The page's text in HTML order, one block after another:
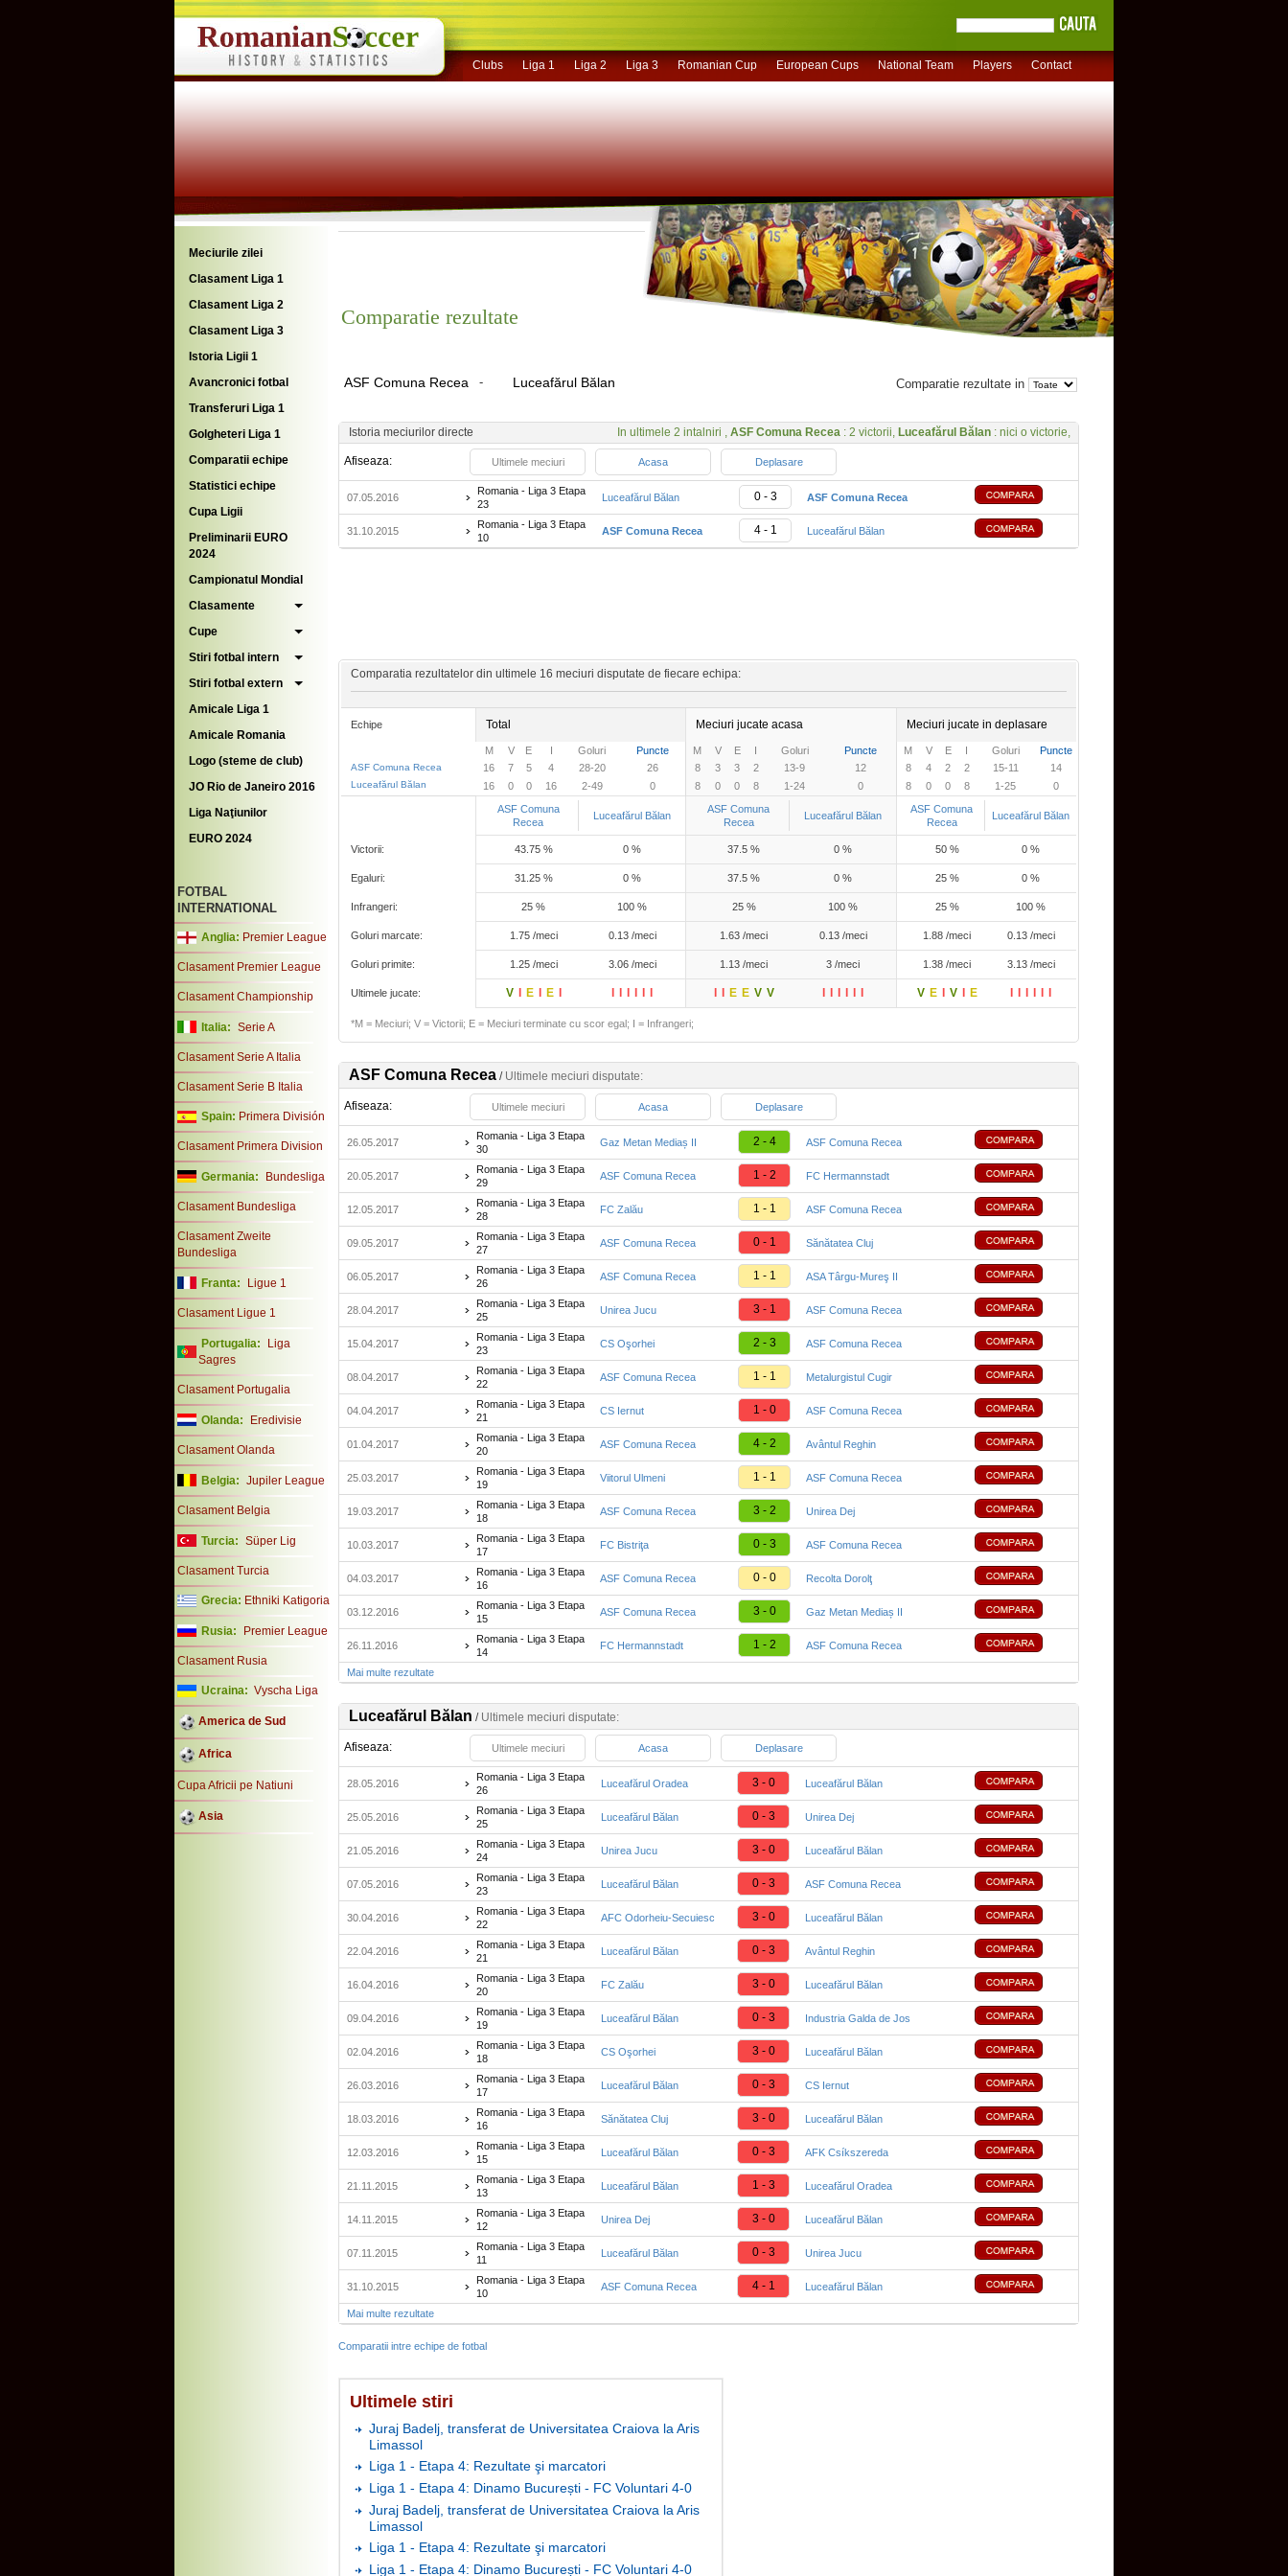
Clubs Liga 1 Liga 2 Liga 3 Romanian Cup European Cups National Team Players Contact
Meciurile zilei
Clasament Liga 1
Clasament Liga 2
Clasament Liga 3
Istoria Ligii 1
Avancronici fotbal
Transferuri Liga 1
Golgheteri Liga 1
Comparatii echipe
Statistici echipe
Cupa Ligii
Preliminarii EURO
2024
Campionatul Mondial
Clasamente
Cupe
Stiri fotbal intern
Stiri fotbal extern
Amicale Liga 1
Amicale Romania
Logo (steme de club)
JO Rio de Janeiro 2016
Liga Naţiunilor
EURO 2024
FOTBAL
INTERNATIONAL
Anglia: Premier League
Clasament Premier League
Clasament Championship
Italia: Serie A
Clasament Serie A Italia
Clasament Serie B Italia
Spain: Primera División
Clasament Primera Division
Germania: Bundesliga
Clasament Bundesliga
Clasament Zweite
Bundesliga
Franta: Ligue 1
Clasament Ligue 1
Portugalia:
Liga
Sagres
Clasament Portugalia
Olanda: Eredivisie
Clasament Olanda
Belgia: Jupiler League
Clasament Belgia
Turcia: Süper Lig
Clasament Turcia
Grecia: Ethniki Katigoria
Rusia: Premier League
Clasament Rusia
Ucraina: Vyscha Liga
America de Sud
Africa
Cupa Africii pe Natiuni
Asia
Comparatie rezultate
ASF Comuna Recea - Luceafărul Bălan Comparatie rezultate in
Istoria meciurilor directe In ultimele 2 intalniri , ASF Comuna Recea : 2 victorii, Luceafărul Bălan : nici o victorie,
Afiseaza: Ultimele meciuri Acasa Deplasare
07.05.2016
Romania - Liga 3 Etapa
23
Luceafărul Bălan 0 - 3 ASF Comuna Recea
31.10.2015
Romania - Liga 3 Etapa
10
ASF Comuna Recea 4 - 1 Luceafărul Bălan
Comparatia rezultatelor din ultimele 16 meciuri disputate de fiecare echipa:
Echipe Total Meciuri jucate acasa Meciuri jucate in deplasare
M V E I Goluri Puncte M V E I Goluri Puncte M V E I Goluri Puncte
ASF Comuna Recea 16 7 5 4 28-20 26 8 3 3 2 13-9 12 8 4 2 2 15-11 14
Luceafărul Bălan 16 0 0 16 2-49 0 8 0 0 8 1-24 0 8 0 0 8 1-25
0
ASF Comuna
Recea
Luceafărul Bălan
ASF Comuna
Recea
Luceafărul Bălan
ASF Comuna
Recea
Luceafărul Bălan
Victorii: 43.75 % 0 % 37.5 % 0 % 50 % 0 %
Egaluri: 31.25 % 0 % 37.5 % 0 % 25 % 0 %
Infrangeri: 25 % 100 % 25 % 100 % 25 % 100 %
Goluri marcate: 1.75 /meci 0.13 /meci 1.63 /meci 0.13 /meci 1.88 /meci 0.13 /meci
Goluri primite: 1.25 /meci 3.06 /meci 1.13 /meci 3 /meci 1.38 /meci 3.13 /meci
Ultimele jucate: V E E E E V V V E V E
*M = Meciuri; V = Victorii; E = Meciuri terminate cu scor egal; I = Infrangeri;
ASF Comuna Recea / Ultimele meciuri disputate:
Afiseaza: Ultimele meciuri Acasa Deplasare
26.05.2017
Romania - Liga 3 Etapa
30
Gaz Metan Mediaș II 2 - 4 ASF Comuna Recea
20.05.2017
Romania - Liga 3 Etapa
29
ASF Comuna Recea 1 - 2 FC Hermannstadt
12.05.2017
Romania - Liga 3 Etapa
28
FC Zalău 1 - 1 ASF Comuna Recea
09.05.2017
Romania - Liga 3 Etapa
27
ASF Comuna Recea 0 - 1 Sănătatea Cluj
06.05.2017
Romania - Liga 3 Etapa
26
ASF Comuna Recea 1 - 1 ASA Târgu-Mureş II
28.04.2017
Romania - Liga 3 Etapa
25
Unirea Jucu 3 - 1 ASF Comuna Recea
15.04.2017
Romania - Liga 3 Etapa
23
CS Oşorhei 2 - 3 ASF Comuna Recea
08.04.2017
Romania - Liga 3 Etapa
22
ASF Comuna Recea 1 - 1 Metalurgistul Cugir
04.04.2017
Romania - Liga 3 Etapa
21
CS Iernut 1 - 0 ASF Comuna Recea
01.04.2017
Romania - Liga 3 Etapa
20
ASF Comuna Recea 4 - 2 Avântul Reghin
25.03.2017
Romania - Liga 3 Etapa
19
Viitorul Ulmeni 1 - 1 ASF Comuna Recea
19.03.2017
Romania - Liga 3 Etapa
18
ASF Comuna Recea 3 - 2 Unirea Dej
10.03.2017
Romania - Liga 3 Etapa
17
FC Bistriţa 0 - 3 ASF Comuna Recea
04.03.2017
Romania - Liga 3 Etapa
16
ASF Comuna Recea 0 - 0 Recolta Dorolţ
03.12.2016
Romania - Liga 3 Etapa
15
ASF Comuna Recea 3 - 0 Gaz Metan Mediaș II
26.11.2016
Romania - Liga 3 Etapa
14
FC Hermannstadt 1 - 2 ASF Comuna Recea
Mai multe rezultate
Luceafărul Bălan / Ultimele meciuri disputate:
Afiseaza: Ultimele meciuri Acasa Deplasare
28.05.2016
Romania - Liga 3 Etapa
26
Luceafărul Oradea 3 - 0 Luceafărul Bălan
25.05.2016
Romania - Liga 3 Etapa
25
Luceafărul Bălan 0 - 3 Unirea Dej
21.05.2016
Romania - Liga 3 Etapa
24
Unirea Jucu 3 - 0 Luceafărul Bălan
07.05.2016
Romania - Liga 3 Etapa
23
Luceafărul Bălan 0 - 3 ASF Comuna Recea
30.04.2016
Romania - Liga 3 Etapa
22
AFC Odorheiu-Secuiesc 3 - 0 Luceafărul Bălan
22.04.2016
Romania - Liga 3 Etapa
21
Luceafărul Bălan 0 - 3 Avântul Reghin
16.04.2016
Romania - Liga 3 Etapa
20
FC Zalău 3 - 0 Luceafărul Bălan
09.04.2016
Romania - Liga 3 Etapa
19
Luceafărul Bălan 0 - 3 Industria Galda de Jos
02.04.2016
Romania - Liga 3 Etapa
18
CS Oşorhei 3 - 0 Luceafărul Bălan
26.03.2016
Romania - Liga 3 Etapa
17
Luceafărul Bălan 0 - 3 CS Iernut
18.03.2016
Romania - Liga 3 Etapa
16
Sănătatea Cluj 3 - 0 Luceafărul Bălan
12.03.2016
Romania - Liga 3 Etapa
15
Luceafărul Bălan 0 - 3 AFK Csíkszereda
21.11.2015
Romania - Liga 3 Etapa
13
Luceafărul Bălan 1 - 3 Luceafărul Oradea
14.11.2015
Romania - Liga 3 Etapa
12
Unirea Dej 3 - 0 Luceafărul Bălan
07.11.2015
Romania - Liga 3 Etapa
11
Luceafărul Bălan 0 - 3 Unirea Jucu
31.10.2015
Romania - Liga 3 Etapa
10
ASF Comuna Recea 4 - 1 Luceafărul Bălan
Mai multe rezultate
Comparatii intre echipe de fotbal
Ultimele stiri
Juraj Badelj, transferat de Universitatea Craiova la Aris
Limassol
Liga 1 - Etapa 4: Rezultate şi marcatori
Liga 1 - Etapa 4: Dinamo București - FC Voluntari 4-0
Juraj Badelj, transferat de Universitatea Craiova la Aris
Limassol
Liga 1 - Etapa 4: Rezultate şi marcatori
Liga 1 - Etapa 4: Dinamo București - FC Voluntari 4-0